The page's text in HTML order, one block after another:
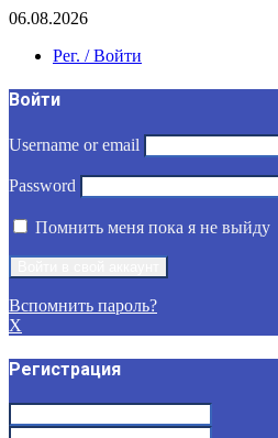
06.08.2026
Рег. / Войти
Войти
Username or email
Password
Помнить меня пока я не выйду
Вспомнить пароль?
X
Регистрация